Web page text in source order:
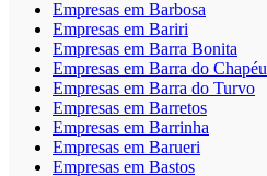
Empresas em Barbosa
Empresas em Bariri
Empresas em Barra Bonita
Empresas em Barra do Chapéu
Empresas em Barra do Turvo
Empresas em Barretos
Empresas em Barrinha
Empresas em Barueri
Empresas em Bastos